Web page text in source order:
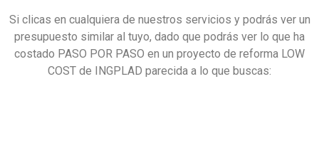
Si clicas en cualquiera de nuestros servicios y podrás ver un
presupuesto similar al tuyo, dado que podrás ver lo que ha
costado PASO POR PASO en un proyecto de reforma LOW
COST de INGPLAD parecida a lo que buscas: